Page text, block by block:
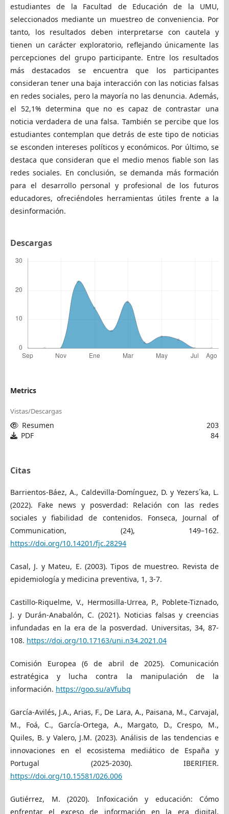
estudiantes de la Facultad de Educación de la UMU,
seleccionados mediante un muestreo de conveniencia. Por
tanto, los resultados deben interpretarse con cautela y
tienen un carácter exploratorio, reflejando únicamente las
percepciones del grupo participante. Entre los resultados
más destacados se encuentra que los participantes
consideran tener una baja interacción con las noticias falsas
en redes sociales, pero la mayoría no las denuncia. Además,
el 52,1% determina que no es capaz de contrastar una
noticia verdadera de una falsa. También se percibe que los
estudiantes contemplan que detrás de este tipo de noticias
se esconden intereses políticos y económicos. Por último, se
destaca que consideran que el medio menos fiable son las
redes sociales. En conclusión, se demanda más formación
para el desarrollo personal y profesional de los futuros
educadores, ofreciéndoles herramientas útiles frente a la
desinformación.
Descargas
Metrics
Vistas/Descargas
Resumen
203
PDF
84
Citas
Barrientos-Báez, A., Caldevilla-Domínguez, D. y Yezers´ka, L.
(2022). Fake news y posverdad: Relación con las redes
sociales y fiabilidad de contenidos. Fonseca, Journal of
Communication, (24), 149–162.
https://doi.org/10.14201/fjc.28294
Casal, J. y Mateu, E. (2003). Tipos de muestreo. Revista de
epidemiología y medicina preventiva, 1, 3-7.
Castillo-Riquelme, V., Hermosilla-Urrea, P., Poblete-Tiznado,
J. y Durán-Anabalón, C. (2021). Noticias falsas y creencias
infundadas en la era de la posverdad. Universitas, 34, 87-
108. https://doi.org/10.17163/uni.n34.2021.04
Comisión Europea (6 de abril de 2025). Comunicación
estratégica y lucha contra la manipulación de la
información. https://goo.su/aVfubq
García-Avilés, J.A., Arias, F., De Lara, A., Paisana, M., Carvajal,
M., Foá, C., García-Ortega, A., Margato, D., Crespo, M.,
Quiles, B. y Valero, J.M. (2023). Análisis de las tendencias e
innovaciones en el ecosistema mediático de España y
Portugal (2025-2030). IBERIFIER.
https://doi.org/10.15581/026.006
Gutiérrez, M. (2020). Infoxicación y educación: Cómo
enfrentar el exceso de información en la era digital.